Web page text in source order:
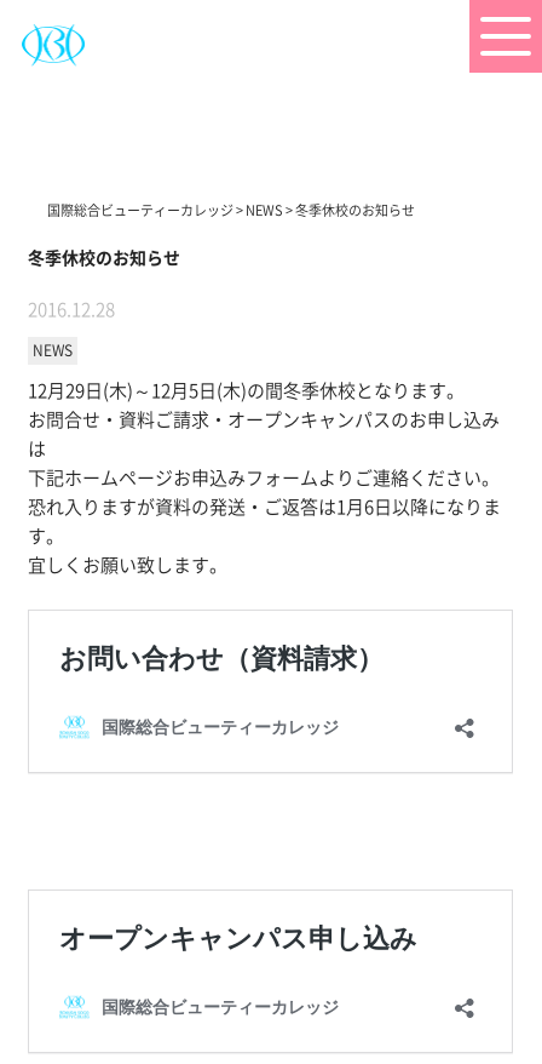
国際総合ビューティーカレッジ> NEWS >冬季休校のお知らせ
冬季休校のお知らせ
2016.12.28
NEWS
12月29日(木)～12月5日(木)の間冬季休校となります。
お問合せ・資料ご請求・オープンキャンパスのお申し込み
は
下記ホームページお申込みフォームよりご連絡ください。
恐れ入りますが資料の発送・ご返答は1月6日以降になりま
す。
宜しくお願い致します。